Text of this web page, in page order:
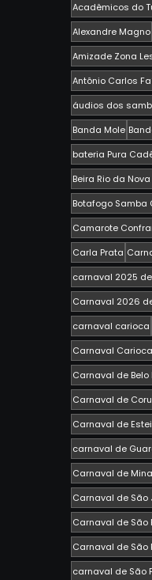
Acadêmicos do
Alexandre Magno
Amizade Zona
Antônio Carlos
áudios dos
Banda Mole
bateria Pura
Beira Rio da
Botafogo Samba
Camarote
Carla Prata
carnaval 2025
Carnaval 2026
carnaval carioca
Carnaval
Carnaval de Belo
Carnaval de
Carnaval de
carnaval de
Carnaval de
Carnaval de São
Carnaval de São
Carnaval de São
carnaval de São